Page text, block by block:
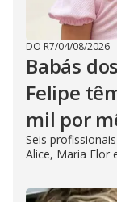
DO R7/04/08/2026
Babás
Felipe
mil por
Seis
Alice, Maria Flor